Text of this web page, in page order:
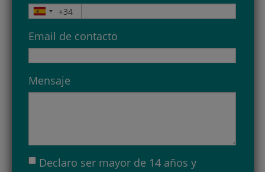
Email de contacto
Mensaje
Declaro ser mayor de 14 años y